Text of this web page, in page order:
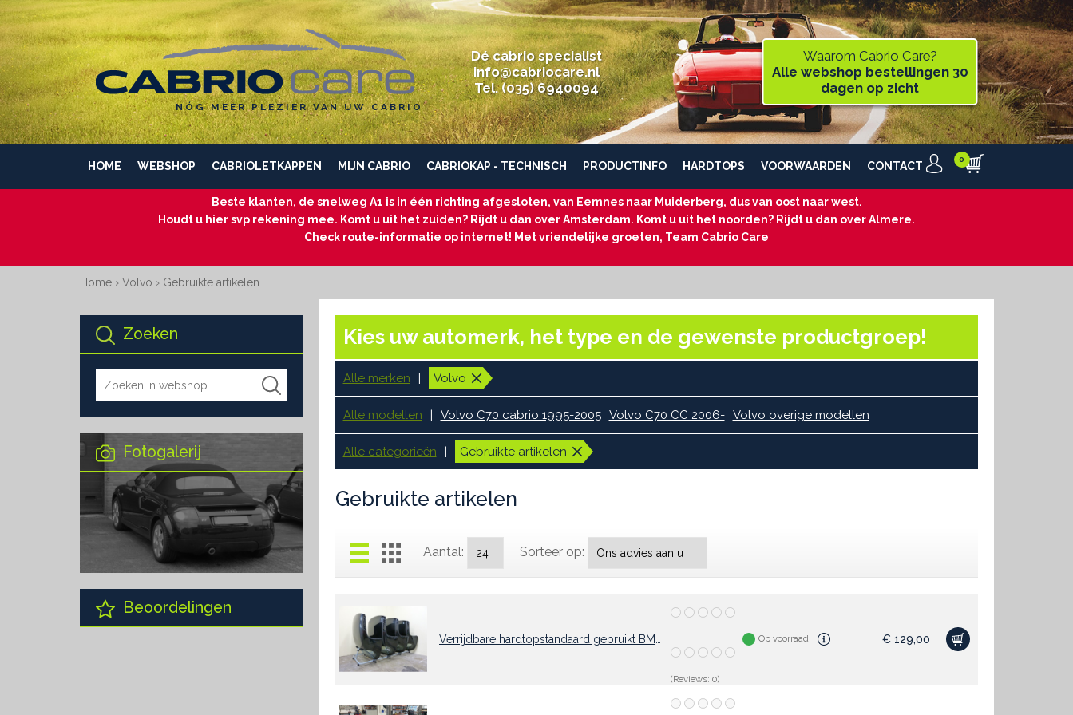
NÓG MEER PLEZIER VAN UW CABRIO
Dé cabrio specialist
info@cabriocare.nl
Tel. (035) 6940094
Waarom Cabrio Care?
Alle webshop bestellingen 30
dagen op zicht
HOME WEBSHOP CABRIOLETKAPPEN MIJN CABRIO CABRIOKAP - TECHNISCH PRODUCTINFO HARDTOPS VOORWAARDEN CONTACT
Beste klanten, de snelweg A1 is in één richting afgesloten, van Eemnes naar Muiderberg, dus van oost naar west.
Houdt u hier svp rekening mee. Komt u uit het zuiden? Rijdt u dan over Amsterdam. Komt u uit het noorden? Rijdt u dan over Almere.
Check route-informatie op internet! Met vriendelijke groeten, Team Cabrio Care
Home› Volvo › Gebruikte artikelen
Zoeken
Fotogalerij
Beoordelingen
Kies uw automerk, het type en de gewenste productgroep!
Alle merken Volvo
Alle modellen Volvo C70 cabrio 1995-2005 Volvo C70 CC 2006- Volvo overige modellen
Alle categorieën Gebruikte artikelen
Gebruikte artikelen
Aantal: Sorteer op:
(Reviews: 0)
Op voorraad €129,00